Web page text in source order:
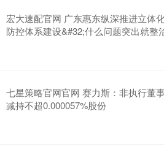
宏大速配官网 广东惠东纵深推进立体
防控体系建设&#32;什么问题突出就整
七星策略官网官网 赛力斯：非执行董
减持不超0.000057%股份